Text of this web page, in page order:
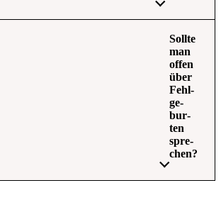
Soll­te
man
offen
über
Fehl­
ge­
bur­
ten
spre­
chen?